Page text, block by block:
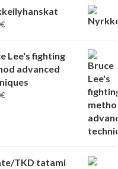
€
Lee's fighting
advanced
€
TKD tatami